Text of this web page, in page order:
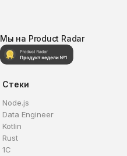
Мы на Product Radar
Стеки
Node.js
Data Engineer
Kotlin
Rust
1C